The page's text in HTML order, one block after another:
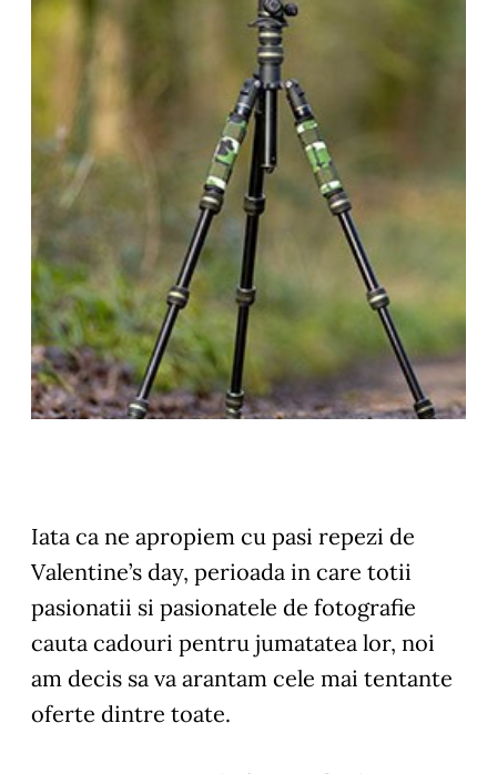
Iata ca ne apropiem cu pasi repezi de
Valentine’s day, perioada in care totii
pasionatii si pasionatele de fotografie
cauta cadouri pentru jumatatea lor, noi
am decis sa va arantam cele mai tentante
oferte dintre toate.